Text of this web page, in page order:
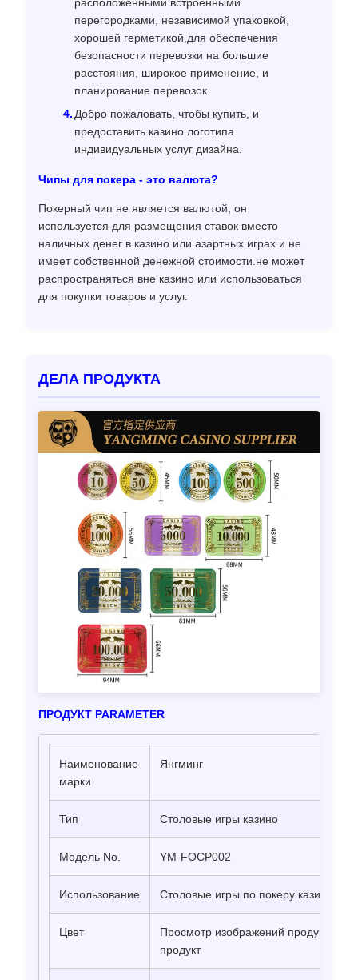
перегородками, независимой упаковкой,
хорошей герметикой,для обеспечения
безопасности перевозки на большие
расстояния, широкое применение, и
планирование перевозок.
Добро пожаловать, чтобы купить, и
предоставить казино логотипа
индивидуальных услуг дизайна.
Чипы для покера - это валюта?
Покерный чип не является валютой, он
используется для размещения ставок вместо
наличных денег в казино или азартных играх и не
имеет собственной денежной стоимости.не может
распространяться вне казино или использоваться
для покупки товаров и услуг.
ДЕЛА ПРОДУКТА
ПРОДУКТ PARAMETER
Наименование
марки
Янгминг
Тип Столовые игры казино
Модель No. YM-FOCP002
Использование Столовые игры по покеру казино
Цвет
Просмотр изображений продукта,
продукт